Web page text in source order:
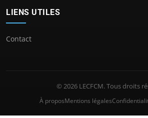
LIENS UTILES
Contact
© 2026 LECFCM. Tous droits
À proposMentions légales